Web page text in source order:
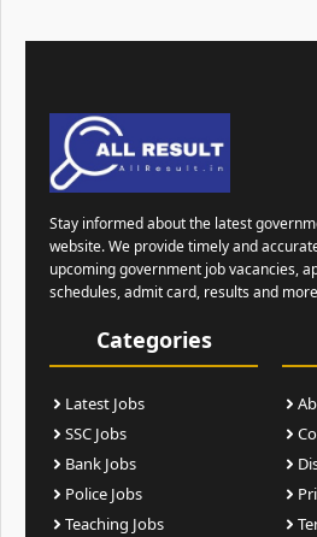
Stay informed about the latest
website. We provide timely and
upcoming government job vacancies,
schedules, admit card, results and
Categories
Latest Jobs
SSC Jobs
Bank Jobs
Police Jobs
Teaching Jobs